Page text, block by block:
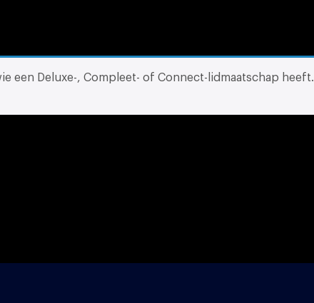
een Deluxe-, Compleet- of Connect-lidmaatschap heeft.